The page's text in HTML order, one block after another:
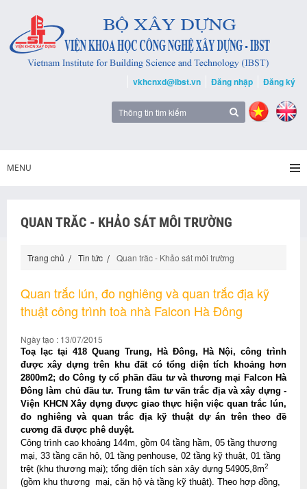
vkhcnxd@ibst.vn Đăng nhập Đăng ký
MENU
QUAN TRĂC - KHẢO SÁT MÔI TRƯỜNG
Trang chủ Tin tức Quan trăc - Khảo sát môi trường
Quan trắc lún, đo nghiêng và quan trắc địa kỹ
thuật công trình toà nhà Falcon Hà Đông
Ngày tạo : 13/07/2015
Toạ lạc tại 418 Quang Trung, Hà Đông, Hà Nội, công trình
được xây dựng trên khu đất có tổng diện tích khoảng hơn
2800m2; do Công ty cổ phần đầu tư và thương mại Falcon Hà
Đông làm chủ đầu tư. Trung tâm tư vấn trắc địa và xây dựng -
Viện KHCN Xây dựng được giao thực hiện việc quan trắc lún,
đo nghiêng và quan trắc địa kỹ thuật dự án trên theo đề
cương đã được phê duyệt.
Công trình cao khoảng 144m, gồm 04 tầng hầm, 05 tầng thương
mại, 33 tầng căn hộ, 01 tầng penhouse, 02 tầng kỹ thuật, 01 tầng
trệt (khu thương mại); tổng diện tích sàn xây dựng 54905,8m2
(gồm khu thương mại, căn hộ và tầng kỹ thuật). Theo hợp đồng,